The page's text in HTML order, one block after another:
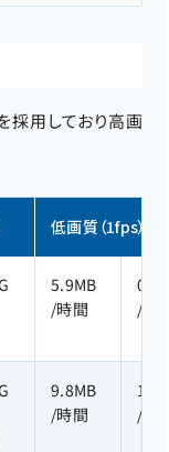
用しており高画
低画質（1fps）
5.9MB
/時間
/月
9.8MB
/時間
/月